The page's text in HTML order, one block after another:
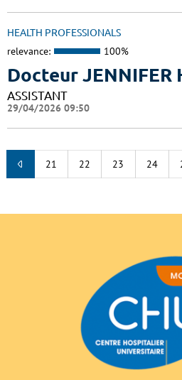
HEALTH PROFESSIONALS
relevance: 100%
Docteur JENNIFER
ASSISTANT
29/04/2026 09:50
21 22 23 24